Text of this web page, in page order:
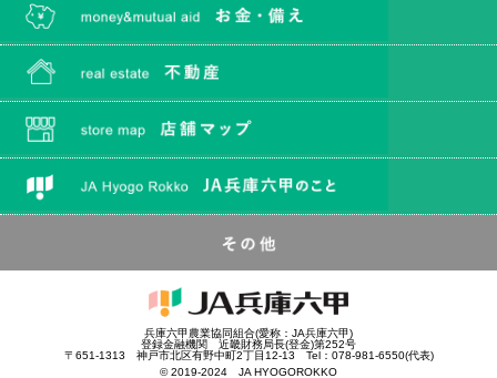
兵庫六甲農業協同組合(愛称：JA兵庫六甲)
登録金融機関 近畿財務局長(登金)第252号
〒651-1313 神戸市北区有野中町2丁目12-13 Tel：078-981-6550(代表)
© 2019-2024 JA HYOGOROKKO